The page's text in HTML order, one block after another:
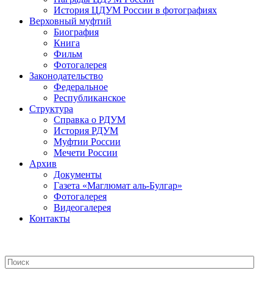
История ЦДУМ России в фотографиях
Верховный муфтий
Биография
Книга
Фильм
Фотогалерея
Законодательство
Федеральное
Республиканское
Структура
Справка о РДУМ
История РДУМ
Муфтии России
Мечети России
Архив
Документы
Газета «Маглюмат аль-Булгар»
Фотогалерея
Видеогалерея
Контакты